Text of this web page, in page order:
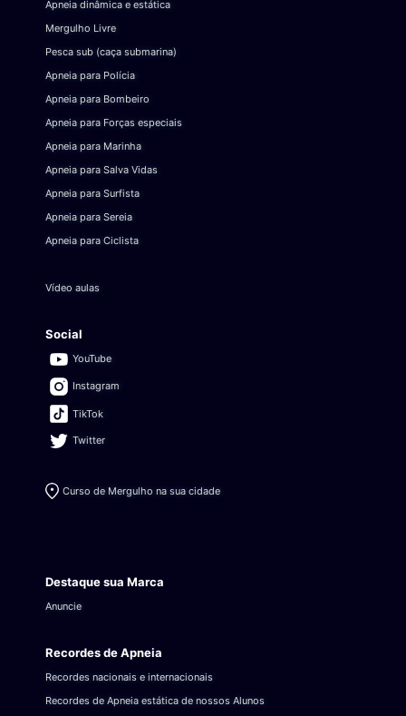
Apneia dinâmica e estática
Mergulho Livre
Pesca sub (caça submarina)
Apneia para Polícia
Apneia para Bombeiro
Apneia para Forças especiais
Apneia para Marinha
Apneia para Salva Vidas
Apneia para Surfista
Apneia para Sereia
Apneia para Ciclista
Vídeo aulas
Social
YouTube
Instagram
TikTok
Twitter
Curso de Mergulho na sua cidade
Destaque sua Marca
Anuncie
Recordes de Apneia
Recordes nacionais e internacionais
Recordes de Apneia estática de nossos Alunos